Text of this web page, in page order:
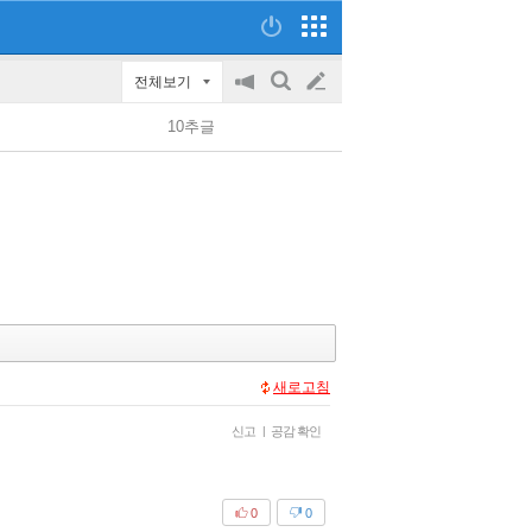
전체보기
공
on/off
검
글
쓰
10추글
새로고침
신고 | 공감 확인
0
0